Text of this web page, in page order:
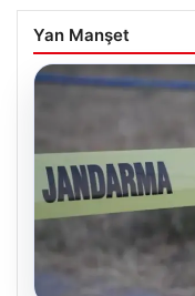
Yan Manşet